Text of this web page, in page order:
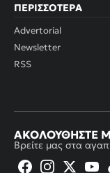
ΠΕΡΙΣΣΌΤΕΡΑ
Advertorial
Newsletter
RSS
ΑΚΟΛΟΥΘΉΣΤΕ
Βρείτε μας στα